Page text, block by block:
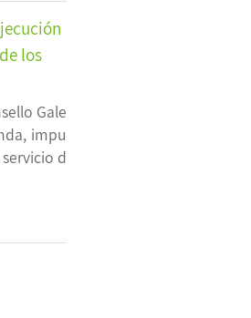
los
Gale
impu
d